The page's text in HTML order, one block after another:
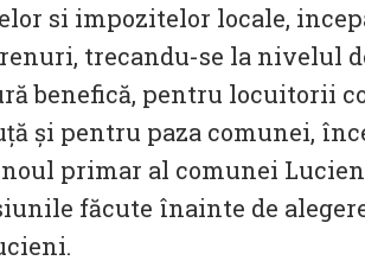
si impozitelor locale,
trecandu-se la nivelul de
benefică, pentru locuitorii
și pentru paza comunei,
noul primar al comunei
făcute înainte de